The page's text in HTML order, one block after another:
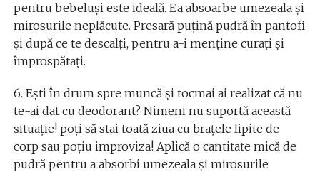
pentru bebeluși este ideală. Ea absoarbe umezeala și
mirosurile neplăcute. Presară puțină pudră în pantofi
și după ce te descalți, pentru a-i menține curați și
împrospătați.
6. Ești în drum spre muncă și tocmai ai realizat că nu
te-ai dat cu deodorant? Nimeni nu suportă această
situație! poți să stai toată ziua cu brațele lipite de
corp sau poțiu improviza! Aplică o cantitate mică de
pudră pentru a absorbi umezeala și mirosurile